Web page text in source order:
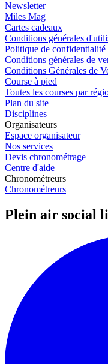
Newsletter
Miles Mag
Cartes cadeaux
Conditions générales
Politique de confidentialité
Conditions générales de
Conditions Générales de
Course à pied
Toutes les courses par
Plan du site
Disciplines
Organisateurs
Espace organisateur
Nos services
Devis chronométrage
Centre d'aide
Chronométreurs
Chronométreurs
Plein air social